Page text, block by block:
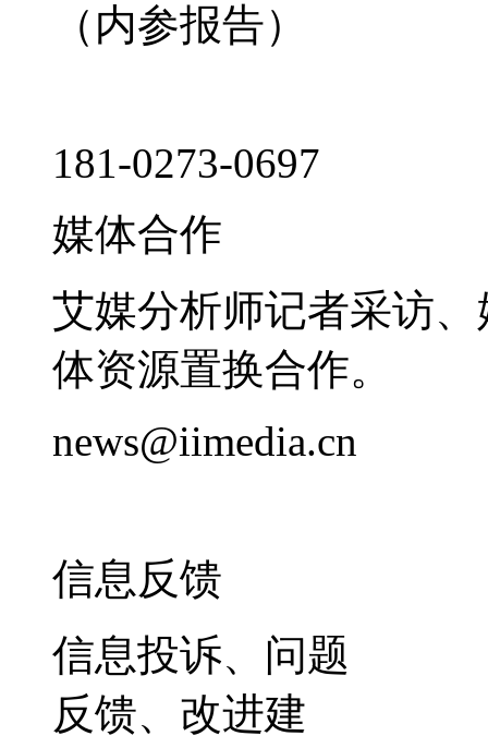
（内参报告）
181-0273-0697
媒体合作
艾媒分析师记者采访
体资源置换合作。
news@iimedia.cn
信息反馈
信息投诉、问题
反馈、改进建